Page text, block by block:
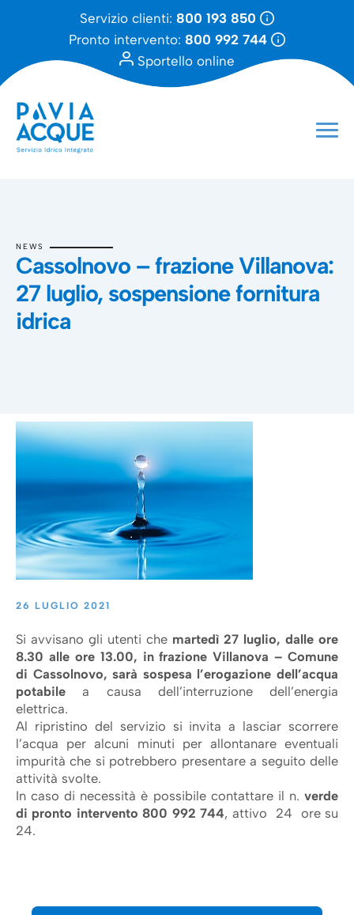
Servizio clienti: 800 193 850
Pronto intervento: 800 992 744
Sportello online
NEWS
Cassolnovo – frazione Villanova:
27 luglio, sospensione fornitura
idrica
26 LUGLIO 2021
Si avvisano gli utenti che martedì 27 luglio, dalle ore
8.30 alle ore 13.00, in frazione Villanova – Comune
di Cassolnovo, sarà sospesa l’erogazione dell’acqua
potabilea causa dell’interruzione dell’energia
elettrica.
Al ripristino del servizio si invita a lasciar scorrere
l’acqua per alcuni minuti per allontanare eventuali
impurità che si potrebbero presentare a seguito delle
attività svolte.
In caso di necessità è possibile contattare il n. verde
di pronto intervento 800 992 744, attivo 24 ore su
24.